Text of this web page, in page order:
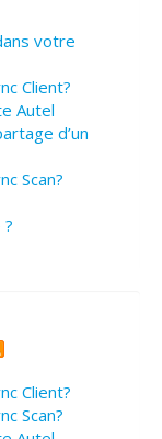
votre
Client?
Autel
d’un
Scan?
Client?
Scan?